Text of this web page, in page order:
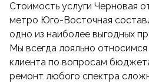
Стоимость услуги Черновая
метро Юго-Восточная
одно из наиболее выгодных
Мы всегда лояльно
клиента по вопросам
ремонт любого спектра